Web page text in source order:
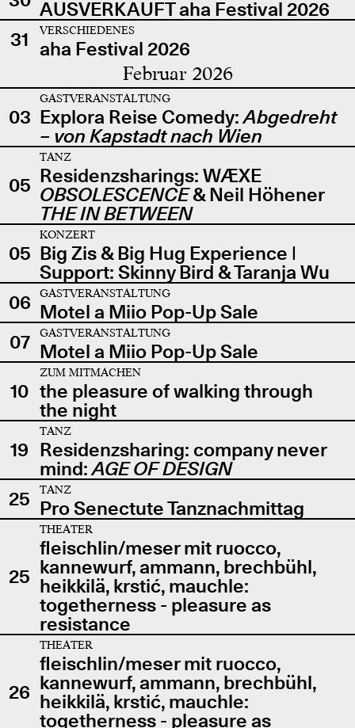
AUSVERKAUFT aha Festival 2026
31
VERSCHIEDENES
aha Festival 2026
Februar 2026
03
GASTVERANSTALTUNG
Explora Reise Comedy:Abgedreht
– von Kapstadt nach Wien
05
TANZ
Residenzsharings: WÆXE
OBSOLESCENCE& Neil Höhener
THE IN BETWEEN
05
KONZERT
Big Zis & Big Hug Experience |
Support: Skinny Bird & Taranja Wu
06
GASTVERANSTALTUNG
Motel a Miio Pop-Up Sale
07
GASTVERANSTALTUNG
Motel a Miio Pop-Up Sale
10
ZUM MITMACHEN
the pleasure of walking through
the night
19
TANZ
Residenzsharing: company never
mind:AGE OF DESIGN
25
TANZ
Pro Senectute Tanznachmittag
25
THEATER
fleischlin/meser mit ruocco,
kannewurf, ammann, brechbühl,
heikkilä, krstić, mauchle:
togetherness - pleasure as
resistance
26
THEATER
fleischlin/meser mit ruocco,
kannewurf, ammann, brechbühl,
heikkilä, krstić, mauchle:
togetherness - pleasure as